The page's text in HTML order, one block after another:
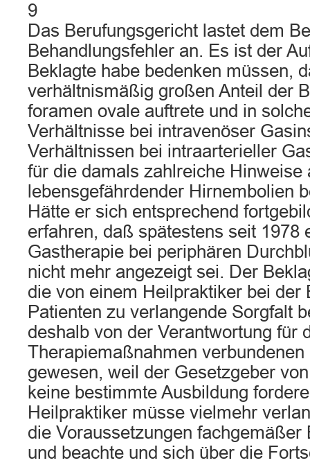
9
Das Berufungsgericht lastet dem
Behandlungsfehler an. Es ist der
Beklagte habe bedenken müssen,
verhältnismäßig großen Anteil der
foramen ovale auftrete und in
Verhältnisse bei intravenöser
Verhältnissen bei intraarterieller
für die damals zahlreiche Hinweise
lebensgefährdender Hirnembolien
Hätte er sich entsprechend
erfahren, daß spätestens seit 1978
Gastherapie bei periphären
nicht mehr angezeigt sei. Der
die von einem Heilpraktiker bei der
Patienten zu verlangende Sorgfalt
deshalb von der Verantwortung für
Therapiemaßnahmen
gewesen, weil der Gesetzgeber
keine bestimmte Ausbildung
Heilpraktiker müsse vielmehr
die Voraussetzungen fachgemäßer
und beachte und sich über die